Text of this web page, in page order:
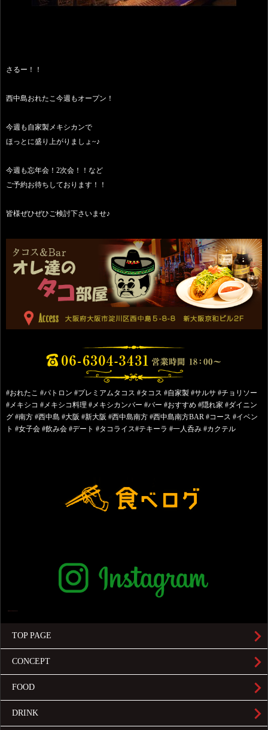
さるー！！
西中島おれたこ今週もオープン！
今週も自家製メキシカンで
ほっとに盛り上がりましょ~♪
今週も忘年会！2次会！！など
ご予約お待ちしております！！
皆様ぜひぜひご検討下さいませ♪
#おれたこ #パトロン #プレミアムタコス #タコス #自家製 #サルサ #チョリソー
#メキシコ #メキシコ料理 #メキシカンバー #バー #おすすめ #隠れ家 #ダイニン
グ #南方 #西中島 #大阪 #新大阪 #西中島南方 #西中島南方BAR #コース #イベン
ト #女子会 #飲み会 #デート #タコライス#テキーラ #一人呑み #カクテル
TOP PAGE
CONCEPT
FOOD
DRINK